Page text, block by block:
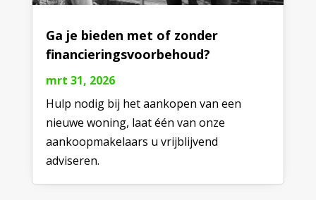
Ga je bieden met of zonder
financieringsvoorbehoud?
mrt 31, 2026
Hulp nodig bij het aankopen van een
nieuwe woning, laat één van onze
aankoopmakelaars u vrijblijvend
adviseren.